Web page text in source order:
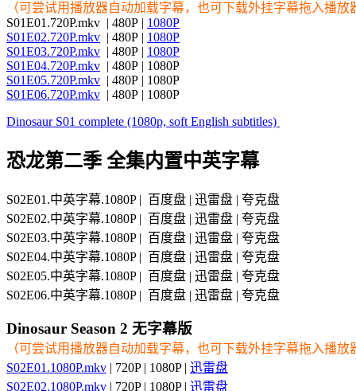
（可尝试用播放器自动加载字幕，也可下载外挂字幕拖入播放
S01E01.720P.mkv | 480P | 1080P
S01E02.720P.mkv | 480P | 1080P
S01E03.720P.mkv | 480P | 1080P
S01E04.720P.mkv | 480P | 1080P
S01E05.720P.mkv | 480P | 1080P
S01E06.720P.mkv | 480P | 1080P
Dinosaur S01 complete (1080p, soft English subtitles)
恐龙第二季 全集内置中英字幕
S02E01.中英字幕.1080P | 百度盘 | 迅雷盘 | 夸克盘
S02E02.中英字幕.1080P | 百度盘 | 迅雷盘 | 夸克盘
S02E03.中英字幕.1080P | 百度盘 | 迅雷盘 | 夸克盘
S02E04.中英字幕.1080P | 百度盘 | 迅雷盘 | 夸克盘
S02E05.中英字幕.1080P | 百度盘 | 迅雷盘 | 夸克盘
S02E06.中英字幕.1080P | 百度盘 | 迅雷盘 | 夸克盘
Dinosaur Season 2 无字幕版
（可尝试用播放器自动加载字幕，也可下载外挂字幕拖入播放
S02E01.1080P.mkv | 720P | 1080P | 迅雷盘
S02E02.1080P.mkv | 720P | 1080P | 迅雷盘